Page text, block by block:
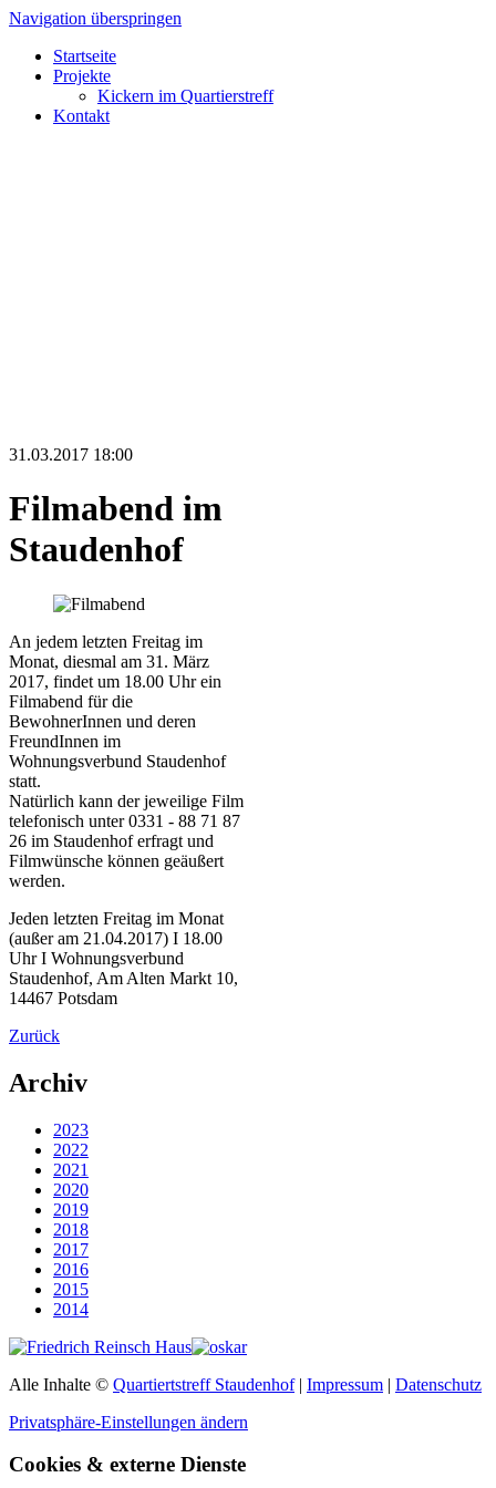
Navigation überspringen
Startseite
Projekte
Kickern im Quartierstreff
Kontakt
31.03.2017 18:00
Filmabend im
Staudenhof
An jedem letzten Freitag im
Monat, diesmal am 31. März
2017, findet um 18.00 Uhr ein
Filmabend für die
BewohnerInnen und deren
FreundInnen im
Wohnungsverbund Staudenhof
statt.
Natürlich kann der jeweilige Film
telefonisch unter 0331 - 88 71 87
26 im Staudenhof erfragt und
Filmwünsche können geäußert
werden.
Jeden letzten Freitag im Monat
(außer am 21.04.2017) Ι 18.00
Uhr Ι Wohnungsverbund
Staudenhof, Am Alten Markt 10,
14467 Potsdam
Zurück
Archiv
2023
2022
2021
2020
2019
2018
2017
2016
2015
2014
Alle Inhalte © Quartiertstreff Staudenhof| Impressum | Datenschutz
Privatsphäre-Einstellungen ändern
Cookies & externe Dienste